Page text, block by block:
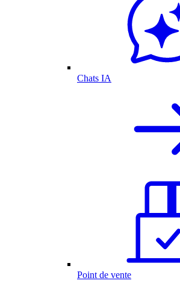
Chats IA
Point de vente